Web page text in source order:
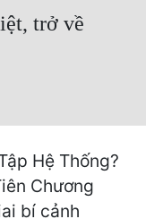
trở về
Hệ Thống?
Chương
bí cảnh